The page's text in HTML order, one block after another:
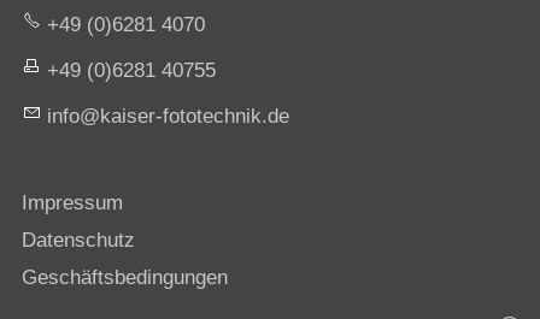
+49 (0)6281 4070
+49 (0)6281 40755
nf
k s r-f t t chn k d
Impressum
Datenschutz
Geschäftsbedingungen